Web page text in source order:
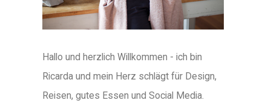
Hallo und herzlich Willkommen - ich bin
Ricarda und mein Herz schlägt für Design,
Reisen, gutes Essen und Social Media.